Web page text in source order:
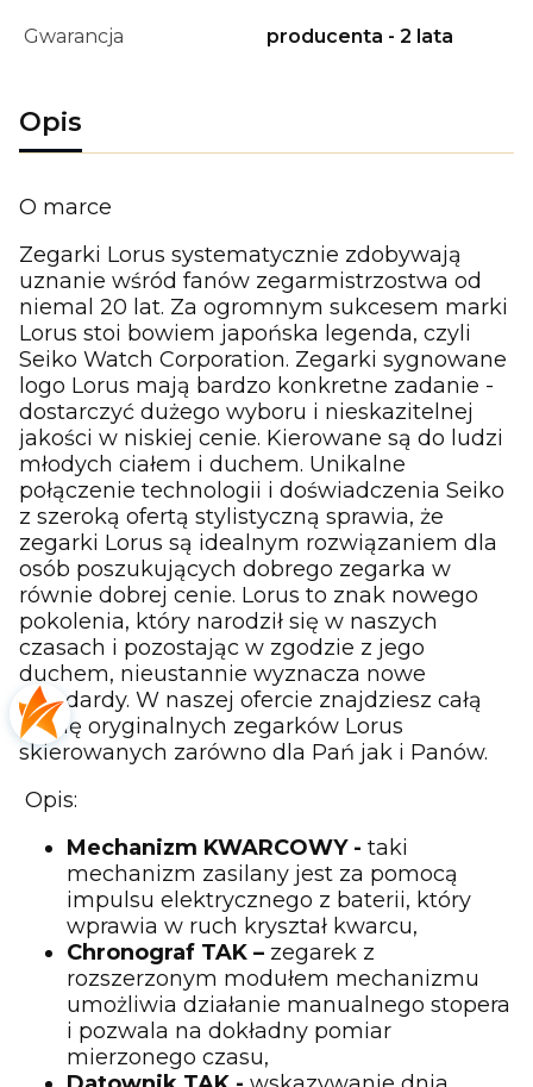
Gwarancja producenta - 2 lata
Opis
O marce
Zegarki Lorus systematycznie zdobywają
uznanie wśród fanów zegarmistrzostwa od
niemal 20 lat. Za ogromnym sukcesem marki
Lorus stoi bowiem japońska legenda, czyli
Seiko Watch Corporation. Zegarki sygnowane
logo Lorus mają bardzo konkretne zadanie -
dostarczyć dużego wyboru i nieskazitelnej
jakości w niskiej cenie. Kierowane są do ludzi
młodych ciałem i duchem. Unikalne
połączenie technologii i doświadczenia Seiko
z szeroką ofertą stylistyczną sprawia, że
zegarki Lorus są idealnym rozwiązaniem dla
osób poszukujących dobrego zegarka w
równie dobrej cenie. Lorus to znak nowego
pokolenia, który narodził się w naszych
czasach i pozostając w zgodzie z jego
duchem, nieustannie wyznacza nowe
standardy. W naszej ofercie znajdziesz całą
gamę oryginalnych zegarków Lorus
skierowanych zarówno dla Pań jak i Panów.
Opis:
Mechanizm KWARCOWY - taki
mechanizm zasilany jest za pomocą
impulsu elektrycznego z baterii, który
wprawia w ruch kryształ kwarcu,
Chronograf TAK – zegarek z
rozszerzonym modułem mechanizmu
umożliwia działanie manualnego stopera
i pozwala na dokładny pomiar
mierzonego czasu,